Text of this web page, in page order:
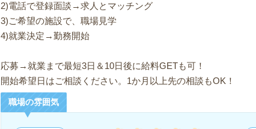
2)電話で登録面談→求人とマッチング
3)ご希望の施設で、職場見学
4)就業決定→勤務開始
応募→就業まで最短3日＆10日後に給料GETも可！
開始希望日はご相談ください。1か月以上先の相談もOK！
職場の雰囲気